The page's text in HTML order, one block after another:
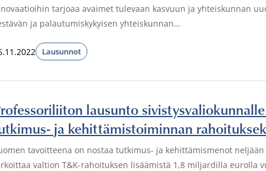
tarjoaa avaimet tulevaan kasvuun ja yhteiskunnan
ja palautumiskykyisen yhteiskunnan…
Lausunnot
lausunto
ja kehittämistoiminnan
tavoitteena on nostaa tutkimus- ja kehittämismenot
valtion T&K-rahoituksen lisäämistä 1,8 miljardilla eurolla